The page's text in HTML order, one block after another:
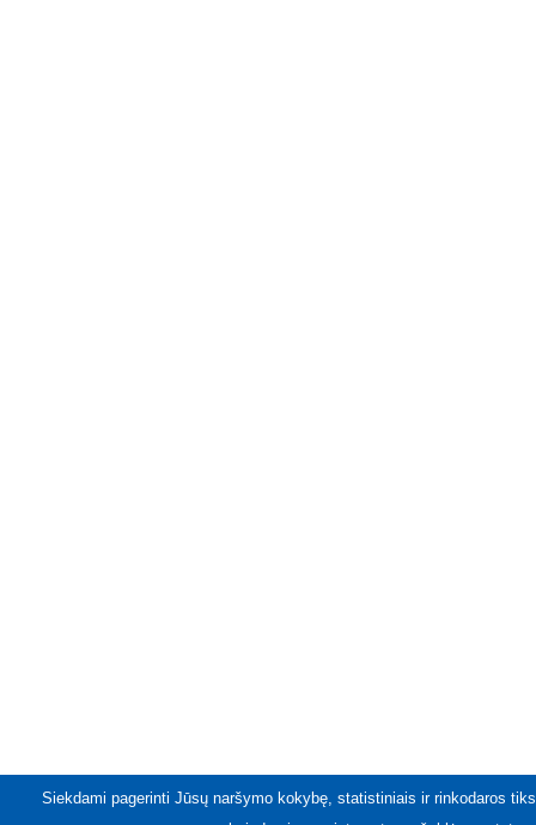
Siekdami pagerinti Jūsų naršymo kokybę, statistiniais ir rinkodaros